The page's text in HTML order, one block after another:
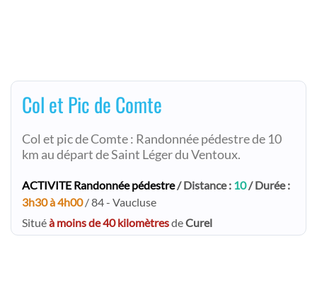
Col et Pic de Comte
Col et pic de Comte : Randonnée pédestre de 10
km au départ de Saint Léger du Ventoux.
ACTIVITE Randonnée pédestre/ Distance : 10/ Durée :
3h30 à 4h00/ 84 - Vaucluse
Situéà moins de 40 kilomètresdeCurel